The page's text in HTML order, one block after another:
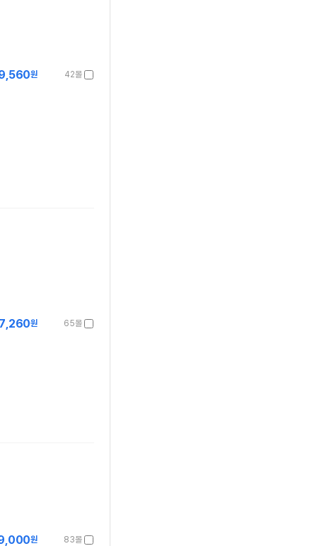
42몰
원
65몰
원
83몰
원